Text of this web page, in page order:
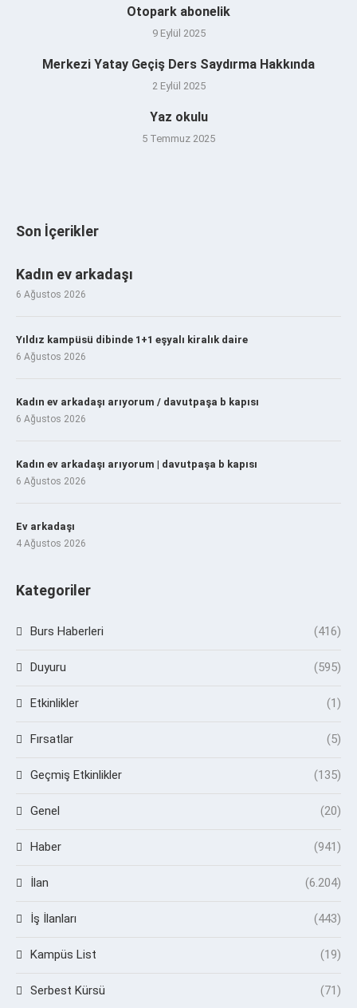
Otopark abonelik
9 Eylül 2025
Merkezi Yatay Geçiş Ders Saydırma Hakkında
2 Eylül 2025
Yaz okulu
5 Temmuz 2025
Son İçerikler
Kadın ev arkadaşı
6 Ağustos 2026
Yıldız kampüsü dibinde 1+1 eşyalı kiralık daire
6 Ağustos 2026
Kadın ev arkadaşı arıyorum / davutpaşa b kapısı
6 Ağustos 2026
Kadın ev arkadaşı arıyorum | davutpaşa b kapısı
6 Ağustos 2026
Ev arkadaşı
4 Ağustos 2026
Kategoriler
Burs Haberleri (416)
Duyuru (595)
Etkinlikler (1)
Fırsatlar (5)
Geçmiş Etkinlikler (135)
Genel (20)
Haber (941)
İlan (6.204)
İş İlanları (443)
Kampüs List (19)
Serbest Kürsü (71)